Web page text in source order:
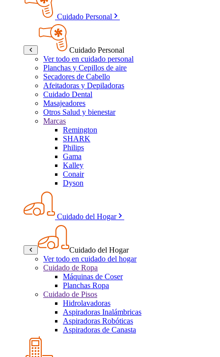
Cuidado Personal
Cuidado Personal
Ver todo en cuidado personal
Planchas y Cepillos de aire
Secadores de Cabello
Afeitadoras y Depiladoras
Cuidado Dental
Masajeadores
Otros Salud y bienestar
Marcas
Remington
SHARK
Philips
Gama
Kalley
Conair
Dyson
Cuidado del Hogar
Cuidado del Hogar
Ver todo en cuidado del hogar
Cuidado de Ropa
Máquinas de Coser
Planchas Ropa
Cuidado de Pisos
Hidrolavadoras
Aspiradoras Inalámbricas
Aspiradoras Robóticas
Aspiradoras de Canasta